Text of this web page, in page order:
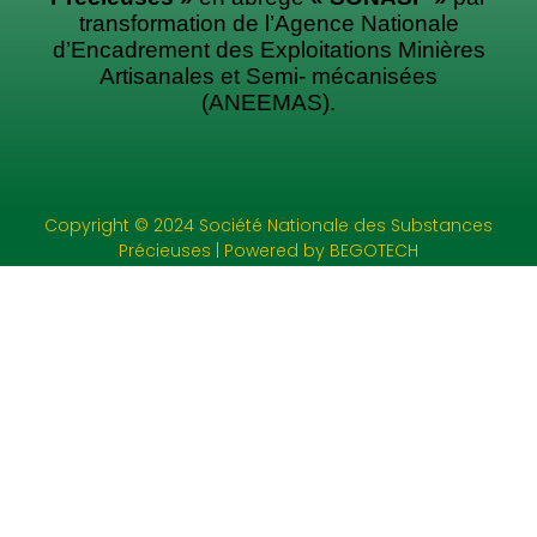
transformation de l’Agence Nationale
d’Encadrement des Exploitations Minières
Artisanales et Semi- mécanisées
(ANEEMAS).
Copyright © 2024 Société Nationale des Substances
Précieuses | Powered by BEGOTECH